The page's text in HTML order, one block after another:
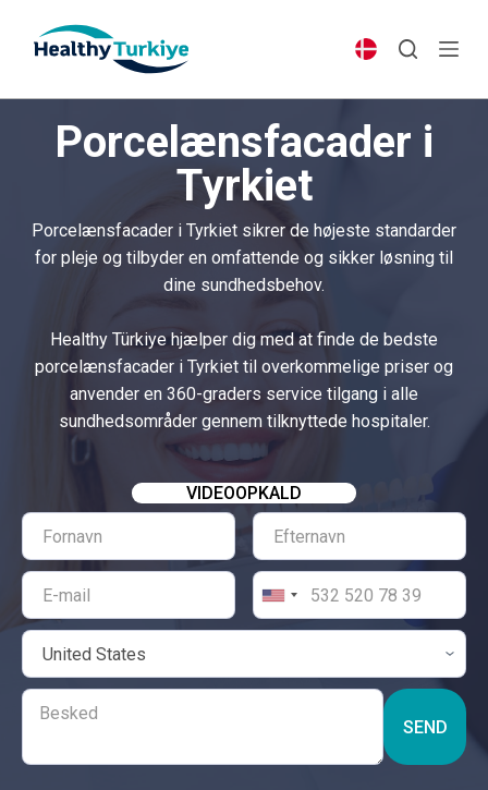
p
Porcelænsfacader i
Tyrkiet
Porcelænsfacader i Tyrkiet sikrer de højeste standarder
for pleje og tilbyder en omfattende og sikker løsning til
dine sundhedsbehov.
Healthy Türkiye hjælper dig med at finde de bedste
porcelænsfacader i Tyrkiet til overkommelige priser og
anvender en 360-graders service tilgang i alle
sundhedsområder gennem tilknyttede hospitaler.
VIDEOOPKALD
SEND